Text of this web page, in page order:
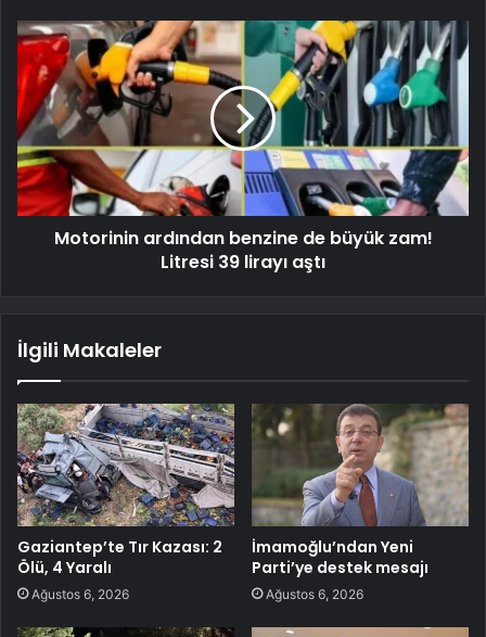
Motorinin ardından benzine de büyük zam!
Litresi 39 lirayı aştı
İlgili Makaleler
Gaziantep’te Tır Kazası: 2
Ölü, 4 Yaralı
Ağustos 6, 2026
İmamoğlu’ndan Yeni
Parti’ye destek mesajı
Ağustos 6, 2026